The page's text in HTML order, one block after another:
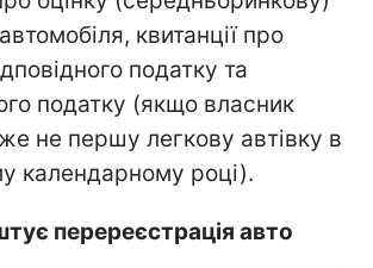
квитанції про
податку та
податку (якщо власник
не першу легкову автівку в
календарному році).
перереєстрація авто